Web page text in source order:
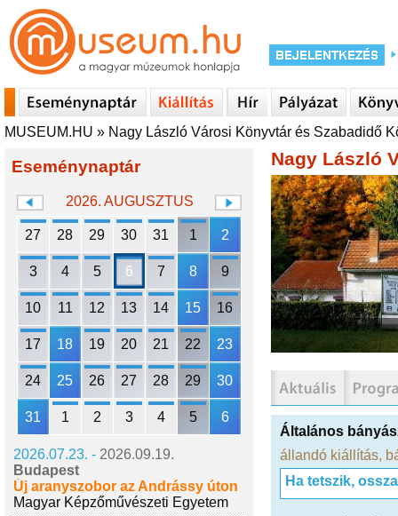
MUSEUM.HU » Nagy László Városi Könyvtár és Szabadidő
Eseménynaptár
2026. AUGUSZTUS
27 28 29 30 31 1 2
3 4 5 6 7 8 9
10 11 12 13 14 15 16
17 18 19 20 21 22 23
24 25 26 27 28 29 30
31 1 2 3 4 5 6
2026.07.23. - 2026.09.19.
Budapest
Új aranyszobor az Andrássy úton
Magyar Képzőművészeti Egyetem
Nagy László
Általános
állandó kiállítás,
Ha tetszik,